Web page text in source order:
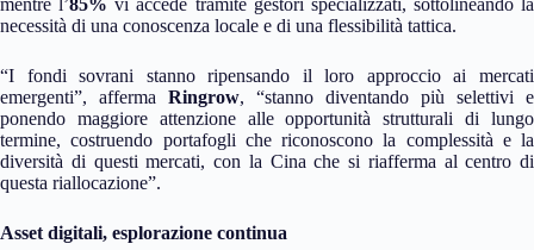
necessità di una conoscenza locale e di una flessibilità tattica.
“I fondi sovrani stanno ripensando il loro approccio ai mercati
emergenti”, afferma Ringrow, “stanno diventando più selettivi e
ponendo maggiore attenzione alle opportunità strutturali di lungo
termine, costruendo portafogli che riconoscono la complessità e la
diversità di questi mercati, con la Cina che si riafferma al centro di
questa riallocazione”.
Asset digitali, esplorazione continua